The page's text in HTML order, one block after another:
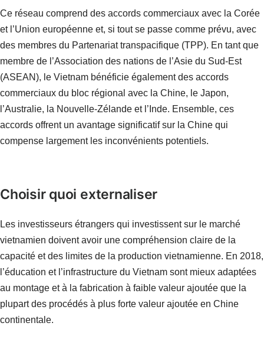
Ce réseau comprend des accords commerciaux avec la Corée
et l’Union européenne et, si tout se passe comme prévu, avec
des membres du Partenariat transpacifique (TPP). En tant que
membre de l’Association des nations de l’Asie du Sud-Est
(ASEAN), le Vietnam bénéficie également des accords
commerciaux du bloc régional avec la Chine, le Japon,
l’Australie, la Nouvelle-Zélande et l’Inde. Ensemble, ces
accords offrent un avantage significatif sur la Chine qui
compense largement les inconvénients potentiels.
Choisir quoi externaliser
Les investisseurs étrangers qui investissent sur le marché
vietnamien doivent avoir une compréhension claire de la
capacité et des limites de la production vietnamienne. En 2018,
l’éducation et l’infrastructure du Vietnam sont mieux adaptées
au montage et à la fabrication à faible valeur ajoutée que la
plupart des procédés à plus forte valeur ajoutée en Chine
continentale.